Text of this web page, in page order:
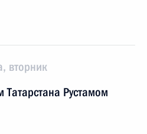
вторник
Татарстана Рустамом